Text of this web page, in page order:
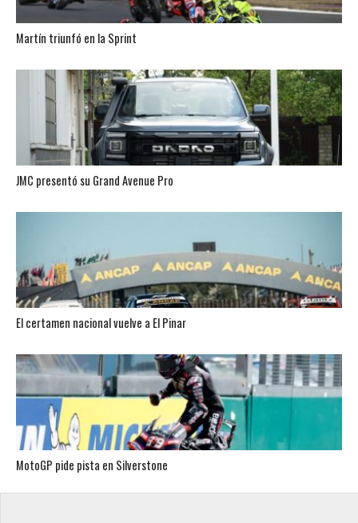
Martín triunfó en la Sprint
JMC presentó su Grand Avenue Pro
El certamen nacional vuelve a El Pinar
MotoGP pide pista en Silverstone